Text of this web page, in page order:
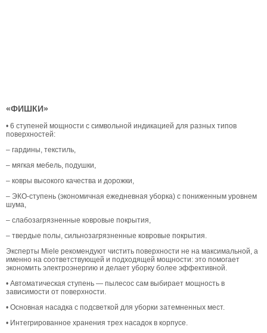
«ФИШКИ»
• 6 ступеней мощности с символьной индикацией для разных типов
поверхностей:
– гардины, текстиль,
– мягкая мебель, подушки,
– ковры высокого качества и дорожки,
– ЭКО-ступень (экономичная ежедневная уборка) с пониженным уровнем
шума,
– слабозагрязненные ковровые покрытия,
– твердые полы, сильнозагрязненные ковровые покрытия.
Эксперты Miele рекомендуют чистить поверхности не на максимальной, а
именно на соответствующей и подходящей мощности: это помогает
экономить электроэнергию и делает уборку более эффективной.
• Автоматическая ступень — пылесос сам выбирает мощность в
зависимости от поверхности.
• Основная насадка с подсветкой для уборки затемненных мест.
• Интегрированное хранения трех насадок в корпусе.